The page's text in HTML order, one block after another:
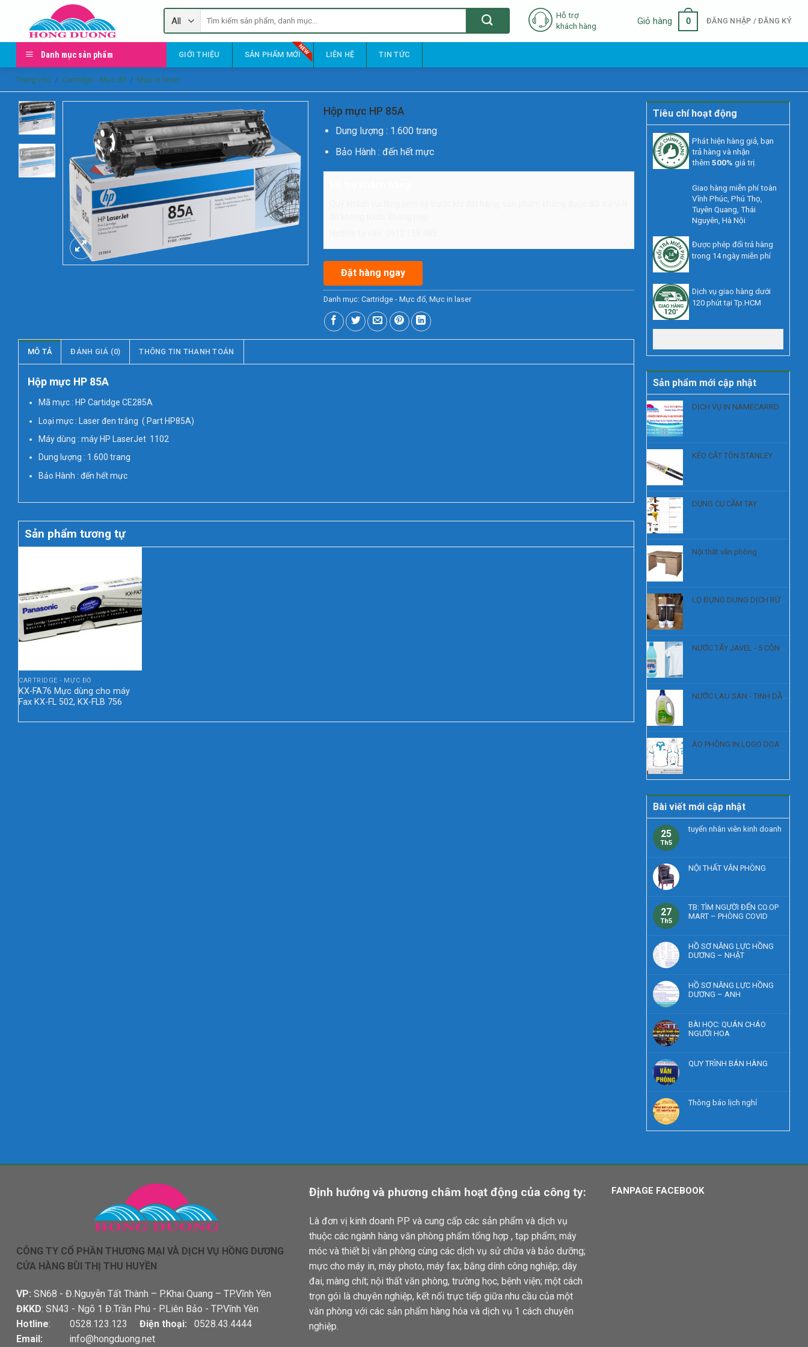
content
Tìm
Hỗ trợ
khách hàng
Giỏ hàng 0 ĐĂNG NHẬP / ĐĂNG KÝ
Danh mục sản phẩm GIỚI THIỆU SẢN PHẨM MỚI LIÊN HỆ TIN TỨC
Trang chủ / Cartridge - Mực đổ / Mực in laser
Tiêu chí hoạt động
Phát hiện hàng giả, bạn
trả hàng và nhận
thêm500% giá trị.
Giao hàng miễn phí toàn
Vĩnh Phúc, Phú Thọ,
Tuyên Quang, Thái
Nguyên, Hà Nội
Được phép đổi trả hàng
trong 14 ngày miễn phí
Dịch vụ giao hàng dưới
120 phút tại Tp.HCM
Sản phẩm mới cập nhật
DỊCH VỤ IN NAMECARRD
KÉO CẮT TÔN STANLEY
DỤNG CỤ CẦM TAY
Nội thất văn phòng
LỌ ĐỰNG DUNG DỊCH RỬA TAY, SÁT KHUẨN
NƯỚC TẨY JAVEL - 5 CÔNG DỤNG
NƯỚC LAU SÀN - TINH DẦU XẢ
ÁO PHÔNG IN LOGO DOANH NGHIỆP
Bài viết mới cập nhật
25
Th5
tuyển nhân viên kinh doanh
NỘI THẤT VĂN PHÒNG
27
Th5
TB: TÌM NGƯỜI ĐẾN CO.OP
MART – PHÒNG COVID
HỒ SƠ NĂNG LỰC HỒNG
DƯƠNG – NHẬT
HỒ SƠ NĂNG LỰC HỒNG
DƯƠNG – ANH
BÀI HỌC: QUÁN CHÁO
NGƯỜI HOA
QUY TRÌNH BÁN HÀNG
Thông báo lịch nghỉ
Hộp mực HP 85A
Dung lượng : 1.600 trang
Bảo Hành : đến hết mực
Đặt hàng ngay
Danh mục: Cartridge - Mực đổ, Mực in laser
MÔ TẢ ĐÁNH GIÁ (0) THÔNG TIN THANH TOÁN
Hộp mực HP 85A
Mã mực : HP Cartidge CE285A
Loại mực : Laser đen trắng ( Part HP85A)
Máy dùng : máy HP LaserJet 1102
Dung lượng : 1.600 trang
Bảo Hành : đến hết mực
Sản phẩm tương tự
CARTRIDGE - MỰC ĐỔ
KX-FA76 Mực dùng cho máy
Fax KX-FL 502, KX-FLB 756
CÔNG TY CỔ PHẦN THƯƠNG MẠI VÀ DỊCH VỤ HỒNG DƯƠNG
CỬA HÀNG BÙI THỊ THU HUYỀN
VP: SN68 - Đ.Nguyễn Tất Thành – P.Khai Quang – TP.Vĩnh Yên
ĐKKD: SN43 - Ngõ 1 Đ.Trần Phú - P.Liên Bảo - TP.Vĩnh Yên
Hotline: 0528.123.123 Điện thoại: 0528.43.4444
Email:
info@hongduong.net
Định hướng và phương châm hoạt động của công ty:
Là đơn vị kinh doanh PP và cung cấp các sản phẩm và dịch vụ
thuộc các ngành hàng văn phòng phẩm tổng hợp , tạp phẩm; máy
móc và thiết bị văn phòng cùng các dịch vụ sử chữa và bảo dưỡng;
mực cho máy in, máy photo, máy fax; băng dính công nghiệp; dây
đai, màng chít; nội thất văn phòng, trường học, bệnh viện; một cách
trọn gói là chuyên nghiệp, kết nối trực tiếp giữa nhu cầu của một
văn phòng với các sản phẩm hàng hóa và dịch vụ 1 cách chuyên
nghiệp.
FANPAGE FACEBOOK